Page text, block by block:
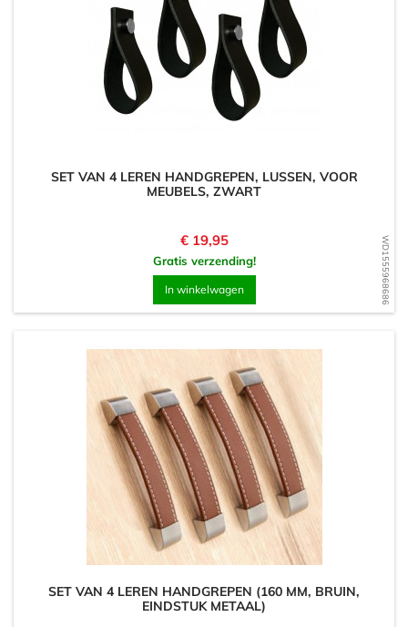
WD1555968686
SET VAN 4 LEREN HANDGREPEN, LUSSEN, VOOR
MEUBELS, ZWART
Prijs
€ 19,95
Gratis verzending!
In winkelwagen
SET VAN 4 LEREN HANDGREPEN (160 MM, BRUIN,
EINDSTUK METAAL)